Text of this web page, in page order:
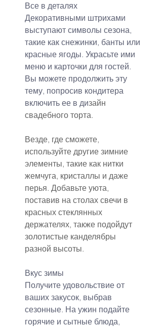
Все в деталях
Декоративными штрихами
выступают символы сезона,
такие как снежинки, банты или
красные ягоды. Украсьте ими
меню и карточки для гостей.
Вы можете продолжить эту
тему, попросив кондитера
включить ее в дизайн
свадебного торта.
Везде, где сможете,
используйте другие зимние
элементы, такие как нитки
жемчуга, кристаллы и даже
перья. Добавьте уюта,
поставив на столах свечи в
красных стеклянных
держателях, также подойдут
золотистые канделябры
разной высоты.
Вкус зимы
Получите удовольствие от
ваших закусок, выбрав
сезонные. На ужин подайте
горячие и сытные блюда,